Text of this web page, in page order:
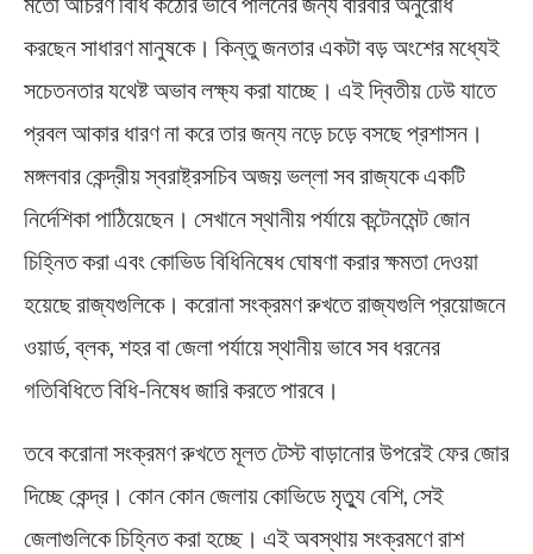
করছেন সাধারণ মানুষকে। কিন্তু জনতার একটা বড় অংশের মধ্যেই
সচেতনতার যথেষ্ট অভাব লক্ষ্য করা যাচ্ছে। এই দ্বিতীয় ঢেউ যাতে
প্রবল আকার ধারণ না করে তার জন্য নড়ে চড়ে বসছে প্রশাসন।
মঙ্গলবার কেন্দ্রীয় স্বরাষ্ট্রসচিব অজয় ভল্লা সব রাজ্যকে একটি
নির্দেশিকা পাঠিয়েছেন। সেখানে স্থানীয় পর্যায়ে কন্টেনমেন্ট জোন
চিহ্নিত করা এবং কোভিড বিধিনিষেধ ঘোষণা করার ক্ষমতা দেওয়া
হয়েছে রাজ্যগুলিকে। করোনা সংক্রমণ রুখতে রাজ্যগুলি প্রয়োজনে
ওয়ার্ড, ব্লক, শহর বা জেলা পর্যায়ে স্থানীয় ভাবে সব ধরনের
গতিবিধিতে বিধি-নিষেধ জারি করতে পারবে।
তবে করোনা সংক্রমণ রুখতে মূলত টেস্ট বাড়ানোর উপরেই ফের জোর
দিচ্ছে কেন্দ্র। কোন কোন জেলায় কোভিডে মৃত্যু বেশি, সেই
জেলাগুলিকে চিহ্নিত করা হচ্ছে। এই অবস্থায় সংক্রমণে রাশ